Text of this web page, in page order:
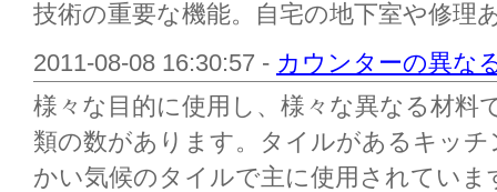
技術の重要な機能。自宅の地下室や修理
2011-08-08 16:30:57 - カウンターの異な
様々な目的に使用し、様々な異なる材
類の数があります。タイルがあるキッ
かい気候のタイルで主に使用されてい